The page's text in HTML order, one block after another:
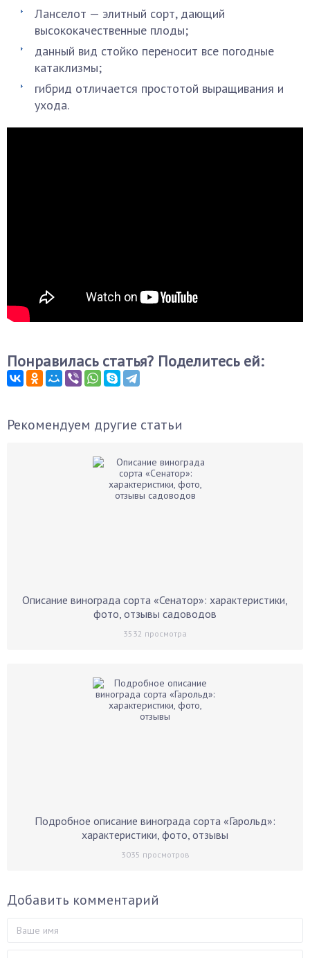
Ланселот — элитный сорт, дающий
высококачественные плоды;
данный вид стойко переносит все погодные
катаклизмы;
гибрид отличается простотой выращивания и
ухода.
Понравилась статья? Поделитесь ей:
Рекомендуем другие статьи
Описание винограда сорта «Сенатор»: характеристики,
фото, отзывы садоводов
3532 просмотра
Подробное описание винограда сорта «Гарольд»:
характеристики, фото, отзывы
3035 просмотров
Добавить комментарий